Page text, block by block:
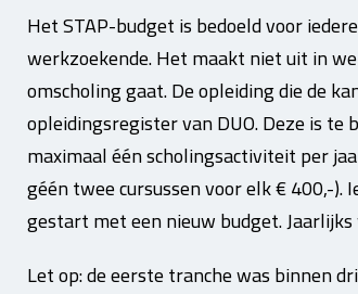
Het STAP-budget is bedoeld voor
werkzoekende. Het maakt niet uit in
omscholing gaat. De opleiding die de
opleidingsregister van DUO. Deze is
maximaal één scholingsactiviteit per
géén twee cursussen voor elk € 400,-
gestart met een nieuw budget.
Let op: de eerste tranche was binnen